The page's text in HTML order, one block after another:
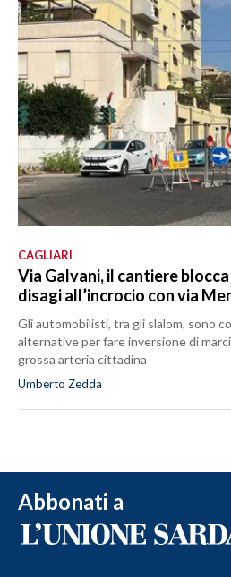
CAGLIARI
Via Galvani, il cantiere
disagi all’incrocio con via
Gli automobilisti, tra gli slalom, sono
alternative per fare inversione di
grossa arteria cittadina
Umberto Zedda
Abbonati a